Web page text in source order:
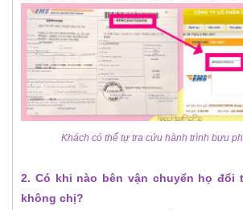
Khách có thể tự tra cứu hành trình bưu
2. Có khi nào bên vận chuyển họ đổi
không chị?